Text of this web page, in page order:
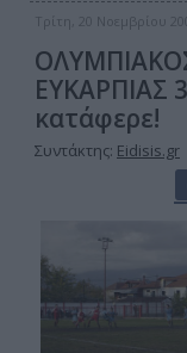
Τρίτη, 20 Νοεμβρίου
ΕΥΚΑΡΠΙΑΣ
κατάφερε!
Συντάκτης: Eidisis.gr